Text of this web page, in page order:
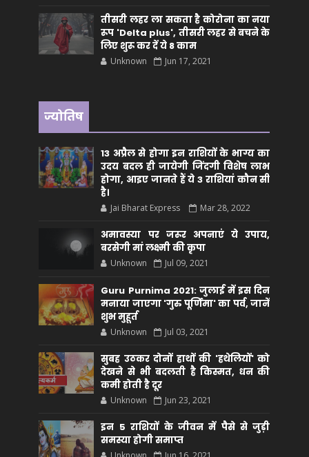
तीसरी लहर ला सकता है कोरोना का नया
रूप 'Delta plus', तीसरी लहर से बचने के
लिए शुरू कर दें ये 8 काम
Unknown Jun 17, 2021
ज्योतिष
13 अप्रैल से होगा इन राशियों के भाग्य का
उदय बदल ही जायेगी जिंदगी विशेष लाभ
होगा, आइए जानते हैं ये 3 राशियां कौन सीं
है।
Jai Bharat Express Mar 28, 2022
अमावस्या पर जरूर अपनाएं ये उपाय,
बरसेगी मां लक्ष्मी की कृपा
Unknown Jul 09, 2021
Guru Purnima 2021: जुलाई में इस दिन
मनाया जाएगा 'गुरु पूर्णिमा' का पर्व, जानें
शुभ मुहूर्त
Unknown Jul 03, 2021
सुबह उठकर दोनों हाथों की 'हथेलियों' को
देखने से भी बदलती है किस्मत, धन की
कमी होती है दूर
Unknown Jun 23, 2021
इन 5 राशियों के जीवन में पैसे से जुड़ी
समस्या होगी समाप्त